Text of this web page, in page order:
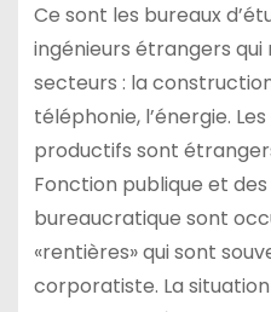
Ce sont les bureaux
ingénieurs étrangers
secteurs : la
téléphonie, l’énergie.
productifs sont
Fonction publique et
bureaucratique sont
«rentières» qui sont
corporatiste. La